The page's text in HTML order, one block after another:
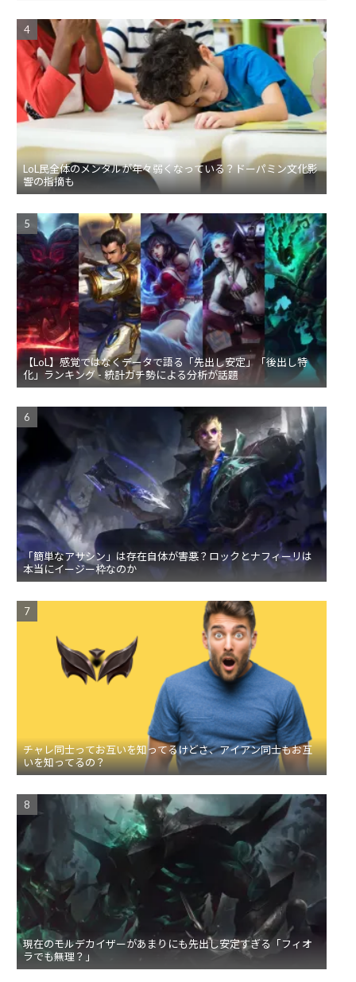
LoL民全体のメンタルが年々弱くなっている？ドーパミン文化影
響の指摘も
【LoL】感覚ではなくデータで語る「先出し安定」「後出し特
化」ランキング - 統計ガチ勢による分析が話題
「簡単なアサシン」は存在自体が害悪？ロックとナフィーリは
本当にイージー枠なのか
チャレ同士ってお互いを知ってるけどさ、アイアン同士もお互
いを知ってるの？
現在のモルデカイザーがあまりにも先出し安定すぎる「フィオ
ラでも無理？」